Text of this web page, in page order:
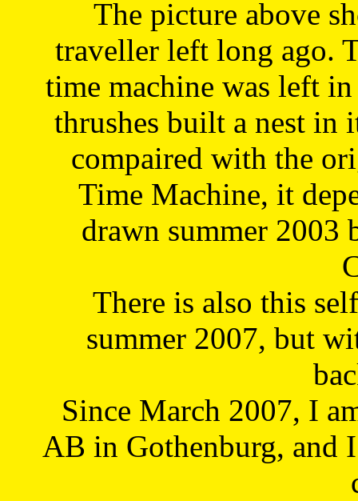
The picture above
traveller left long ago.
time machine was left
thrushes built a nest in
compaired with the
Time Machine, it
drawn summer 2003
There is also this
summer 2007, but
Since March 2007, I
AB in Gothenburg, and